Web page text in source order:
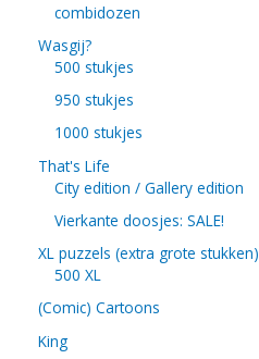
combidozen
Wasgij?
500 stukjes
950 stukjes
1000 stukjes
That's Life
City edition / Gallery edition
Vierkante doosjes: SALE!
XL puzzels (extra grote stukken)
500 XL
(Comic) Cartoons
King